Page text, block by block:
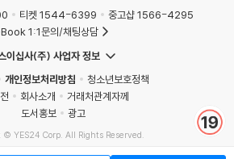
티켓 1544-6399
중고샵 1566-4295
1:1문의/채팅상담
이십사(주) 사업자 정보
개인정보처리방침
청소년보호정책
회사소개
거래처관계자께
도서홍보
광고
YES24 Corp. All Rights Reserved.